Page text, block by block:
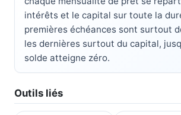
intérêts et le capital sur toute la
premières échéances sont surtout
les dernières surtout du capital,
solde atteigne zéro.
Outils liés